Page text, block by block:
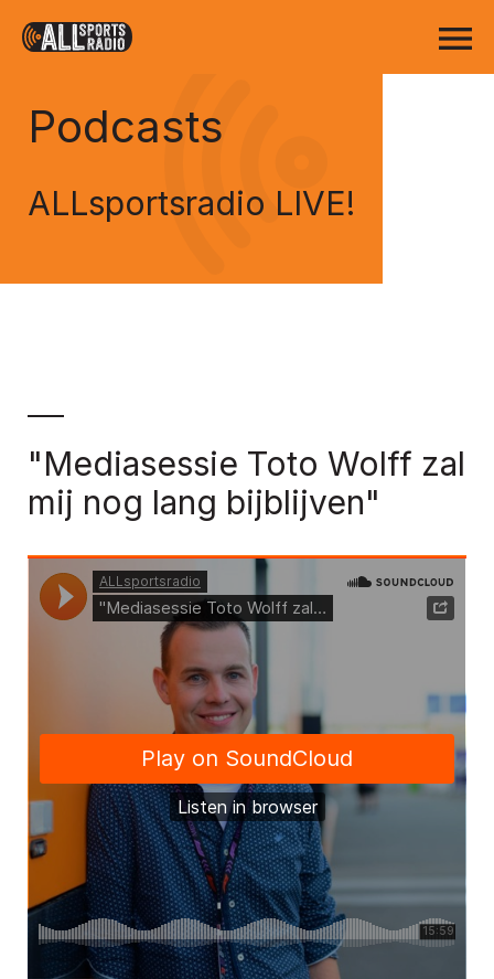
Podcasts
ALLsportsradio LIVE!
"Mediasessie Toto Wolff zal
mij nog lang bijblijven"